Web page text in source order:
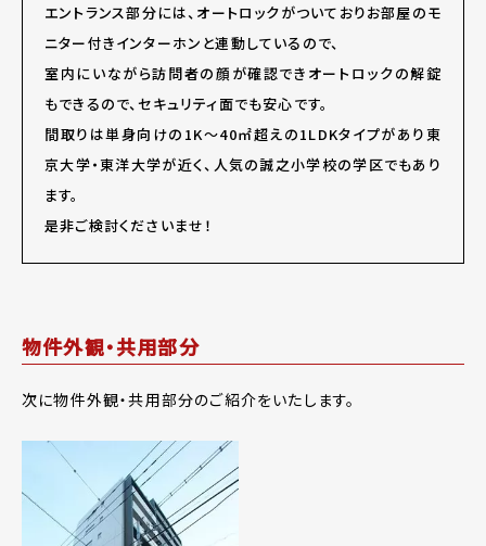
エントランス部分には、オートロックがついておりお部屋のモ
ニター付きインターホンと連動しているので、
室内にいながら訪問者の顔が確認できオートロックの解錠
もできるので、セキュリティ面でも安心です。
間取りは単身向けの1K～40㎡超えの1LDKタイプがあり東
京大学・東洋大学が近く、人気の誠之小学校の学区でもあり
ます。
是非ご検討くださいませ！
物件外観・共用部分
次に物件外観・共用部分のご紹介をいたします。